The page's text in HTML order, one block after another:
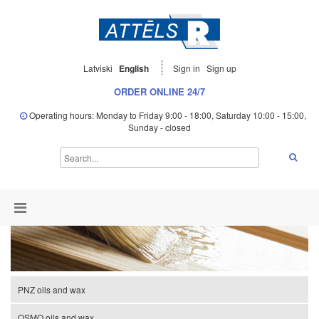
Latviski English Sign in Sign up
ORDER ONLINE 24/7
Operating hours: Monday to Friday 9:00 - 18:00, Saturday 10:00 - 15:00,
Sunday - closed
PNZ oils and wax